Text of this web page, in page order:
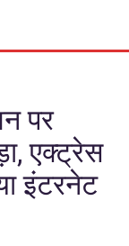
पर
एक्ट्रेस
इंटरनेट